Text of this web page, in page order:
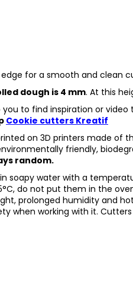
for a smooth and clean
dough is 4 mm. At this
to find inspiration or
Cookie cutters Kreatif
on 3D printers made of
friendly,
random.
soapy water with a
do not put them in the
prolonged humidity and
when working with it.